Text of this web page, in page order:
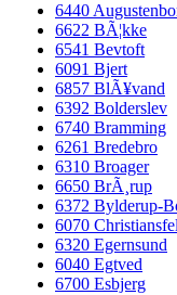
6440
6622 BÃ¦kke
6541 Bevtoft
6091 Bjert
6857 BlÃ¥vand
6392 Bolderslev
6740 Bramming
6261 Bredebro
6310 Broager
6650 BrÃ¸rup
6372 Bylderup-
6070
6320 Egernsund
6040 Egtved
6700 Esbjerg